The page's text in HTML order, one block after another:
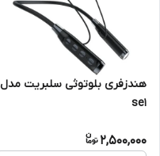
هندزفری بلوتوثی سلبریت مدل
se1
2,500,000